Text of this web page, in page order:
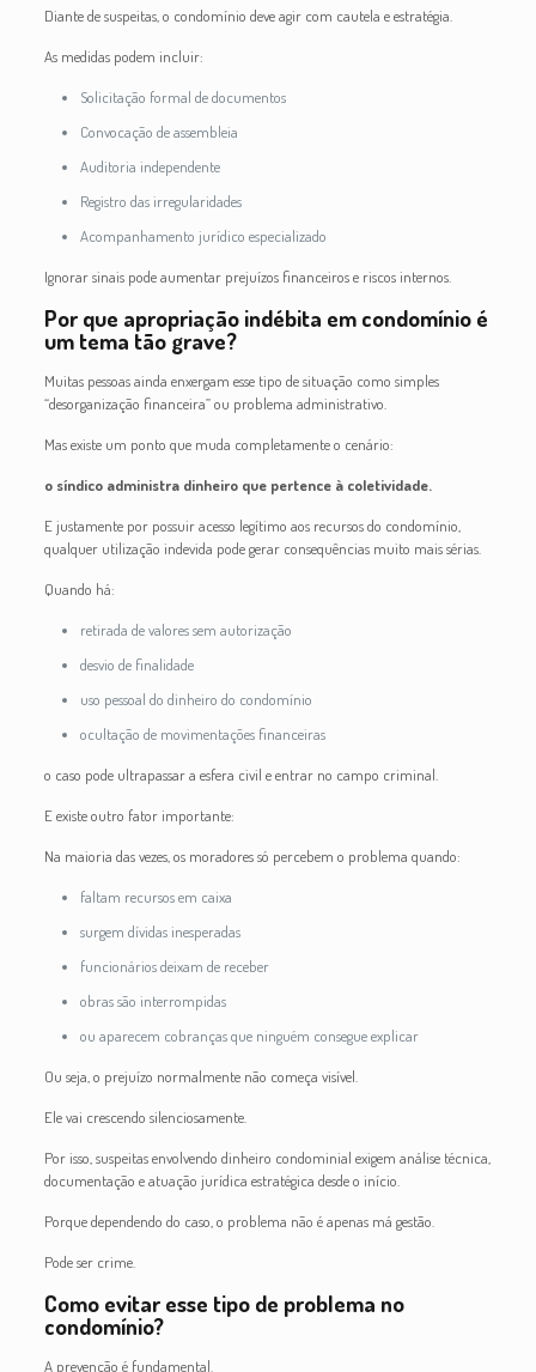
Diante de suspeitas, o condomínio deve agir com cautela e estratégia.
As medidas podem incluir:
Solicitação formal de documentos
Convocação de assembleia
Auditoria independente
Registro das irregularidades
Acompanhamento jurídico especializado
Ignorar sinais pode aumentar prejuízos financeiros e riscos internos.
Por que apropriação indébita em condomínio é
um tema tão grave?
Muitas pessoas ainda enxergam esse tipo de situação como simples
“desorganização financeira” ou problema administrativo.
Mas existe um ponto que muda completamente o cenário:
o síndico administra dinheiro que pertence à coletividade.
E justamente por possuir acesso legítimo aos recursos do condomínio,
qualquer utilização indevida pode gerar consequências muito mais sérias.
Quando há:
retirada de valores sem autorização
desvio de finalidade
uso pessoal do dinheiro do condomínio
ocultação de movimentações financeiras
o caso pode ultrapassar a esfera civil e entrar no campo criminal.
E existe outro fator importante:
Na maioria das vezes, os moradores só percebem o problema quando:
faltam recursos em caixa
surgem dívidas inesperadas
funcionários deixam de receber
obras são interrompidas
ou aparecem cobranças que ninguém consegue explicar
Ou seja, o prejuízo normalmente não começa visível.
Ele vai crescendo silenciosamente.
Por isso, suspeitas envolvendo dinheiro condominial exigem análise técnica,
documentação e atuação jurídica estratégica desde o início.
Porque dependendo do caso, o problema não é apenas má gestão.
Pode ser crime.
Como evitar esse tipo de problema no
condomínio?
A prevenção é fundamental.